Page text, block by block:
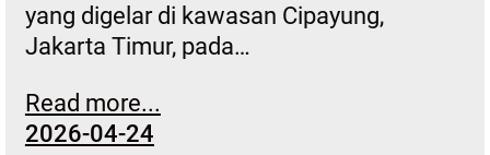
yang digelar di kawasan Cipayung,
Jakarta Timur, pada…
Read more...
2026-04-24